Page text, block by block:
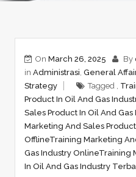
On March 26, 2025 By
in Administrasi, General
Strategy
Tagged ,
Product In Oil And Gas
Sales Product In Oil And
Marketing And Sales
OfflineTraining Marketing
Gas Industry OnlineTraining
In Oil And Gas Industry